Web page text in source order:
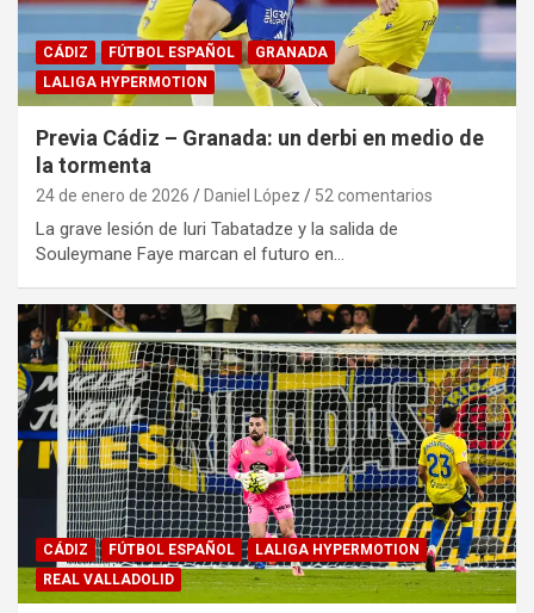
CÁDIZ FÚTBOL ESPAÑOL
GRANADA
LALIGA HYPERMOTION
Previa Cádiz – Granada: un derbi en medio de
la tormenta
24 de enero de 2026 Daniel López 52 comentarios
La grave lesión de Iuri Tabatadze y la salida de
Souleymane Faye marcan el futuro en…
CÁDIZ FÚTBOL ESPAÑOL
LALIGA HYPERMOTION
REAL VALLADOLID